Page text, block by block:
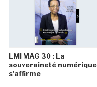
LMI MAG 30 : La
souveraineté numérique
s'affirme